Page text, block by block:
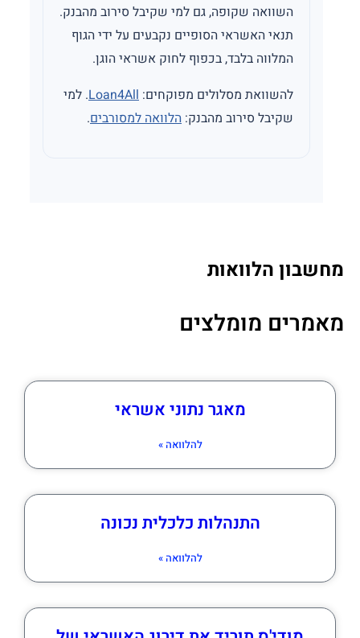
השוואה שקופה, גם למי שקיבל סירוב מהבנק.
תנאי האשראי הסופיים נקבעים על ידי הגוף
המלווה בלבד, בכפוף לחוק אשראי הוגן.
להשוואת מסלולים מפוקחים: Loan4All. למי
שקיבל סירוב מהבנק: הלוואה למסורבים.
מחשבון הלוואות
מאמרים מומלצים
מאגר נתוני אשראי
להלוואה »
התנהלות כלכלית נכונה
להלוואה »